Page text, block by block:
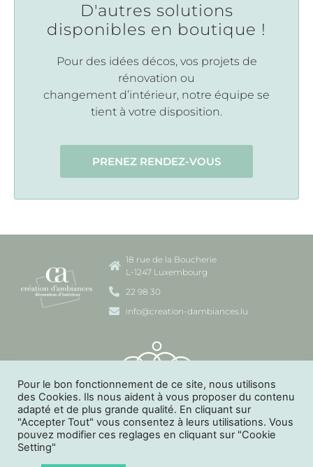
D'autres solutions
disponibles en boutique !
Pour des idées décos, vos projets de
rénovation ou
changement d’intérieur, notre équipe se
tient à votre disposition.
PRENEZ RENDEZ-VOUS
18 rue de la Boucherie
L-1247 Luxembourg
22 98 30
info@creation-dambiances.lu
CRÉATION D'AMBIANCES © 2023
Mentions Légales
Pour le bon fonctionnement de ce site, nous utilisons
des Cookies. Ils nous aident à vous proposer du contenu
adapté et de plus grande qualité. En cliquant sur
"Accepter Tout" vous consentez à leurs utilisations. Vous
pouvez modifier ces reglages en cliquant sur "Cookie
Setting"